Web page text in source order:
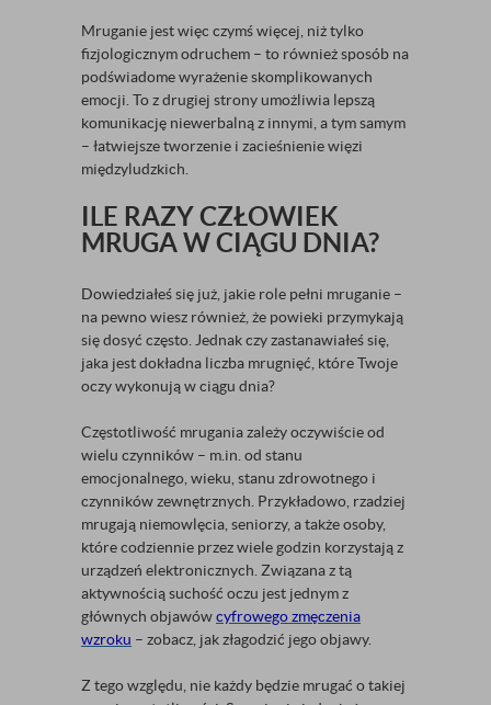
Mruganie jest więc czymś więcej, niż tylko
fizjologicznym odruchem – to również sposób na
podświadome wyrażenie skomplikowanych
emocji. To z drugiej strony umożliwia lepszą
komunikację niewerbalną z innymi, a tym samym
– łatwiejsze tworzenie i zacieśnienie więzi
międzyludzkich.
ILE RAZY CZŁOWIEK
MRUGA W CIĄGU DNIA?
Dowiedziałeś się już, jakie role pełni mruganie –
na pewno wiesz również, że powieki przymykają
się dosyć często. Jednak czy zastanawiałeś się,
jaka jest dokładna liczba mrugnięć, które Twoje
oczy wykonują w ciągu dnia?
Częstotliwość mrugania zależy oczywiście od
wielu czynników – m.in. od stanu
emocjonalnego, wieku, stanu zdrowotnego i
czynników zewnętrznych. Przykładowo, rzadziej
mrugają niemowlęcia, seniorzy, a także osoby,
które codziennie przez wiele godzin korzystają z
urządzeń elektronicznych. Związana z tą
aktywnością suchość oczu jest jednym z
głównych objawówcyfrowego zmęczenia
wzroku – zobacz, jak złagodzić jego objawy.
Z tego względu, nie każdy będzie mrugać o takiej